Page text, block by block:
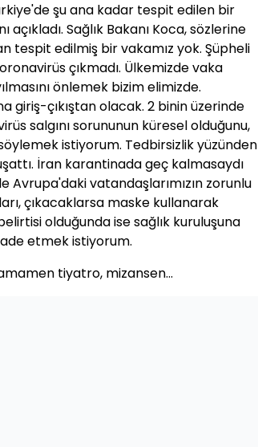
şu ana kadar tespit edilen bir
açıkladı. Sağlık Bakanı Koca, sözlerine
tespit edilmiş bir vakamız yok. Şüpheli
çıkmadı. Ülkemizde vaka
önlemek bizim elimizde.
giriş-çıkıştan olacak. 2 binin üzerinde
salgını sorununun küresel olduğunu,
istiyorum. Tedbirsizlik yüzünden
İran karantinada geç kalmasaydı
Avrupa'daki vatandaşlarımızın zorunlu
çıkacaklarsa maske kullanarak
olduğunda ise sağlık kuruluşuna
etmek istiyorum.
tiyatro, mizansen...